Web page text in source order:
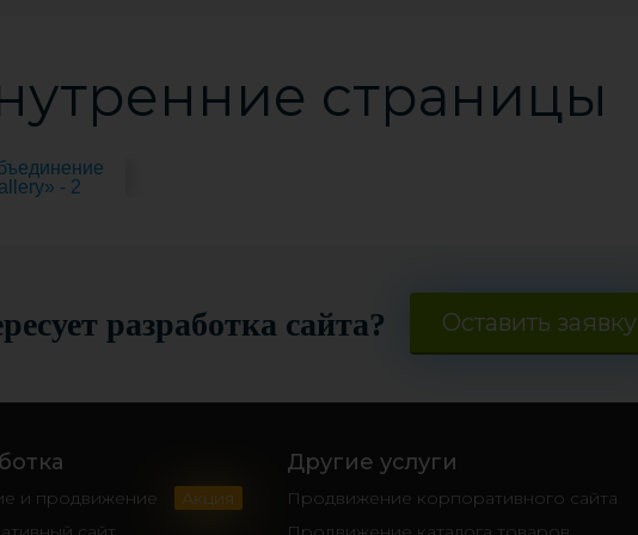
страницы
разработка сайта? Оставить заявку
и продвижение
Акция
Другие услуги
Продвижение корпоративного сайта